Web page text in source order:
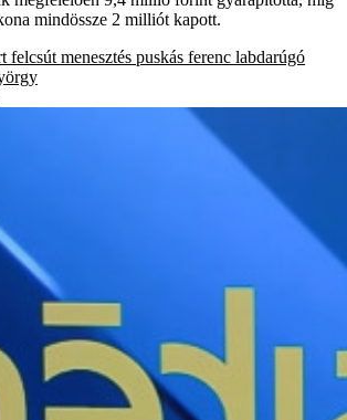
mindössze 2 milliót kapott.
felcsút menesztés puskás ferenc labdarúgó